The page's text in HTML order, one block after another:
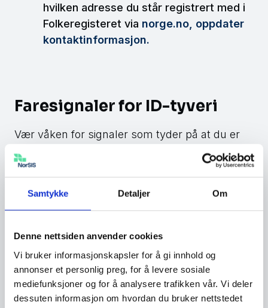
Samtykke Detaljer Om
Denne nettsiden anvender cookies
Vi bruker informasjonskapsler for å gi innhold og
annonser et personlig preg, for å levere sosiale
mediefunksjoner og for å analysere trafikken vår. Vi deler
dessuten informasjon om hvordan du bruker nettstedet
hvilken adresse du står registrert med i
Folkeregisteret via norge.no, oppdater
kontaktinformasjon.
Faresignaler for ID-tyveri
Vær våken for signaler som tyder på at du er
utsatt for ID-tyveri. Det er viktig å oppdage ID-
tyveri så raskt som mulig for å begrense
selv ikke har bestilt.
Faktura for kredittkort inneholder
ukjente transaksjoner.